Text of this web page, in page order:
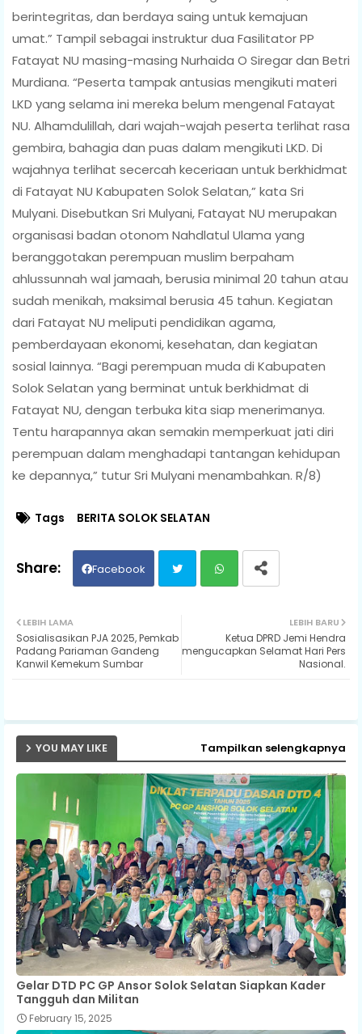
berintegritas, dan berdaya saing untuk kemajuan
umat.” Tampil sebagai instruktur dua Fasilitator PP
Fatayat NU masing-masing Nurhaida O Siregar dan Betri
Murdiana. “Peserta tampak antusias mengikuti materi
LKD yang selama ini mereka belum mengenal Fatayat
NU. Alhamdulillah, dari wajah-wajah peserta terlihat rasa
gembira, bahagia dan puas dalam mengikuti LKD. Di
wajahnya terlihat secercah keceriaan untuk berkhidmat
di Fatayat NU Kabupaten Solok Selatan,” kata Sri
Mulyani. Disebutkan Sri Mulyani, Fatayat NU merupakan
organisasi badan otonom Nahdlatul Ulama yang
beranggotakan perempuan muslim berpaham
ahlussunnah wal jamaah, berusia minimal 20 tahun atau
sudah menikah, maksimal berusia 45 tahun. Kegiatan
dari Fatayat NU meliputi pendidikan agama,
pemberdayaan ekonomi, kesehatan, dan kegiatan
sosial lainnya. “Bagi perempuan muda di Kabupaten
Solok Selatan yang berminat untuk berkhidmat di
Fatayat NU, dengan terbuka kita siap menerimanya.
Tentu harapannya akan semakin memperkuat jati diri
perempuan dalam menghadapi tantangan kehidupan
ke depannya,” tutur Sri Mulyani menambahkan. R/8)
Tags BERITA SOLOK SELATAN
Facebook
ter ats
LEBIH BARU
Ketua DPRD Jemi Hendra
mengucapkan Selamat Hari Pers
Nasional.
LEBIH LAMA
Sosialisasikan PJA 2025, Pemkab
Padang Pariaman Gandeng
Kanwil Kemekum Sumbar
YOU MAY LIKE Tampilkan selengkapnya
Gelar DTD PC GP Ansor Solok Selatan Siapkan Kader
Tangguh dan Militan
February 15, 2025